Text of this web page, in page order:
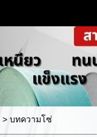
> บทความโซ่